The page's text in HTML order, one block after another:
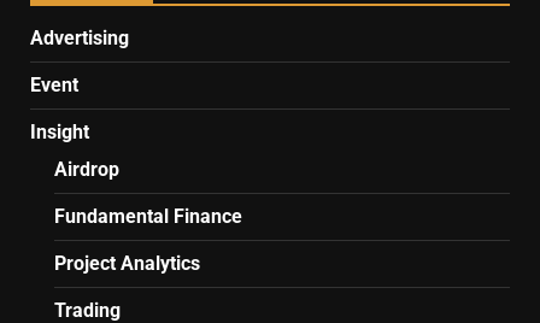
Advertising
Event
Insight
Airdrop
Fundamental Finance
Project Analytics
Trading